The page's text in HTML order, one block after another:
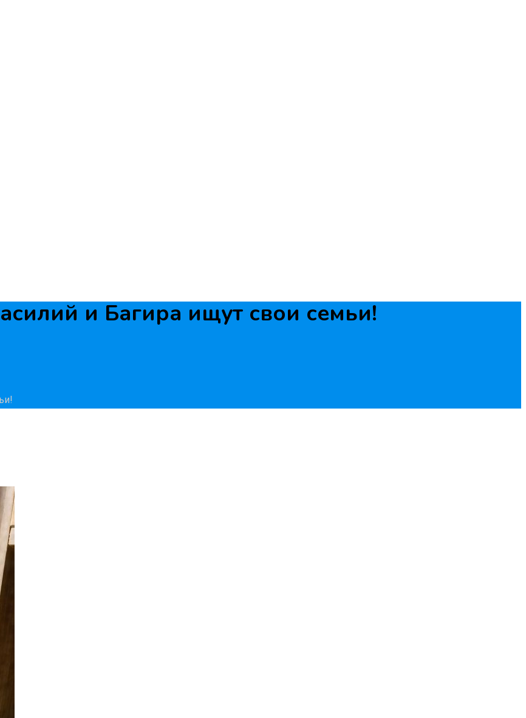
и Багира ищут свои семьи!